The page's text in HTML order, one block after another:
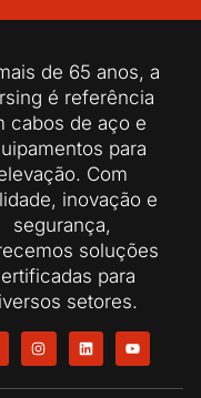
de 65 anos, a
é referência
cabos de aço e
para
Com
inovação e
segurança,
soluções
para
setores.